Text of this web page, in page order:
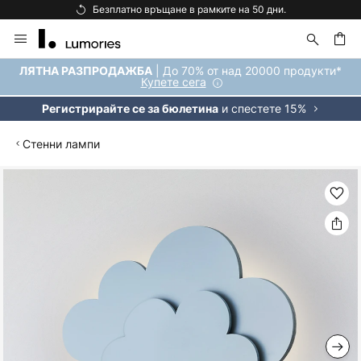
Безплатно връщане в рамките на 50 дни.
Прескачане
към
съдържанието
ЛЯТНА РАЗПРОДАЖБА | До 70% от над 20000 продукти*
Купете сега
Регистрирайте се за бюлетинаи спестете 15%
Стенни лампи
изображенията